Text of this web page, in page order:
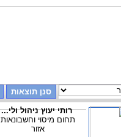
רותי יעוץ ניהול ולי...
תחום מיסוי וחשבונאות
אזור